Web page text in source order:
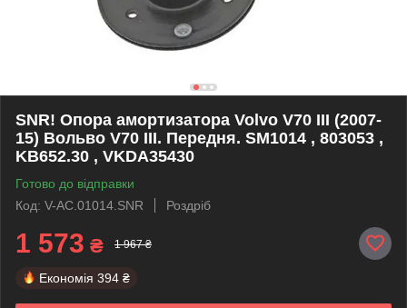
SNR! Опора амортизатора Volvo V70 III (2007-
15) Вольво V70 III. Передня. SM1014 , 803053 ,
KB652.30 , VKDA35430
Готово до відправки
Код: V-AC.01014.SNR
Роздріб
1 573 ₴ 1 967 ₴
Економія 394 ₴